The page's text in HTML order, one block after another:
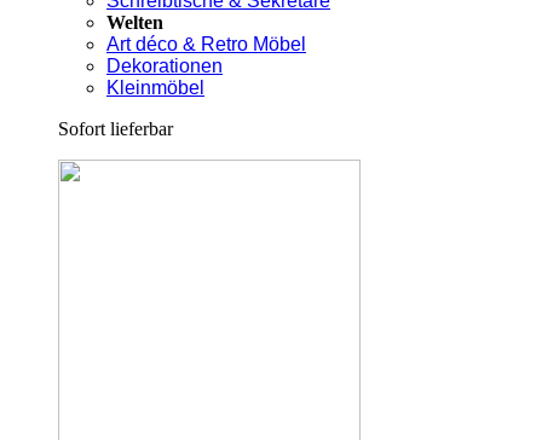
Welten
Art déco & Retro Möbel
Dekorationen
Kleinmöbel
Sofort lieferbar